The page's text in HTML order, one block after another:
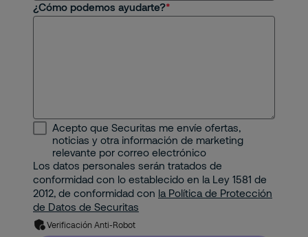
Centros Comerciales y Retail
Minería e Hidrocarburos
Portuario
Property
Residencial
Seguridad Mobile
Seguridad Electrónica
Gestión Corporativa del Riesgo
Solución de Seguridad: Integración de 2 o
más Servicios con Tecnología
¿Cómo podemos ayudarte?
Acepto que Securitas me envíe ofertas,
noticias y otra información de marketing
relevante por correo electrónico
Los datos personales serán tratados de
conformidad con lo establecido en la Ley 1581 de
2012, de conformidad con la Política de Protección
de Datos de Securitas
Verificación Anti-Robot